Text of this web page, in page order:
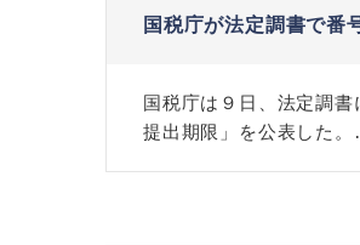
国税庁が法定調書で番
国税庁は９日、法定調
提出期限」を公表した